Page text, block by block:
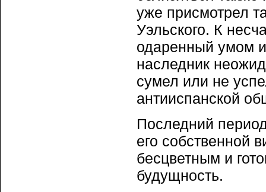
уже присмотрел
Уэльского. К
одаренный умом
наследник
сумел или не
антииспанской
Последний
его собственной
бесцветным и
будущность.